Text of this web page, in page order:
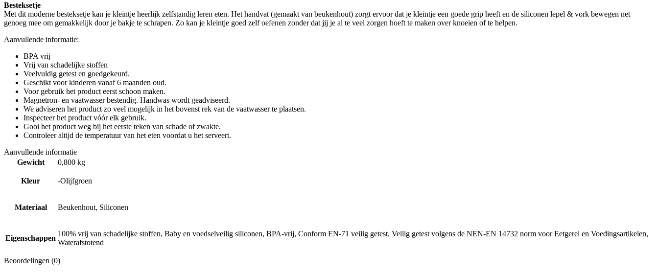
Besteksetje
Met dit moderne besteksetje kan je kleintje heerlijk zelfstandig leren eten. Het handvat (gemaakt van beukenhout) zorgt ervoor dat je kleintje een goede grip heeft en de siliconen lepel & vork bewegen net
genoeg mee om gemakkelijk door je bakje te schrapen. Zo kan je kleintje goed zelf oefenen zonder dat jij je al te veel zorgen hoeft te maken over knoeien of te helpen.
Aanvullende informatie:
BPA vrij
Vrij van schadelijke stoffen
Veelvuldig getest en goedgekeurd.
Geschikt voor kinderen vanaf 6 maanden oud.
Voor gebruik het product eerst schoon maken.
Magnetron- en vaatwasser bestendig. Handwas wordt geadviseerd.
We adviseren het product zo veel mogelijk in het bovenst rek van de vaatwasser te plaatsen.
Inspecteer het product vóór elk gebruik.
Gooi het product weg bij het eerste teken van schade of zwakte.
Controleer altijd de temperatuur van het eten voordat u het serveert.
Aanvullende informatie
Gewicht
0,800 kg
Kleur -Olijfgroen
Materiaal Beukenhout, Siliconen
Eigenschappen
100% vrij van schadelijke stoffen, Baby en voedselveilig siliconen, BPA-vrij, Conform EN-71 veilig getest, Veilig getest volgens de NEN-EN 14732 norm voor Eetgerei en Voedingsartikelen,
Waterafstotend
Beoordelingen (0)